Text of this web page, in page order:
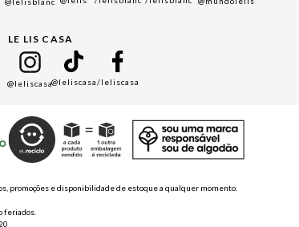
LE LIS CASA
@leliscasa@leliscasa/leliscasa
promoções e disponibilidade de estoque a qualquer momento.
feriados.